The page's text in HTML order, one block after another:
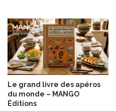
e
s
!
Le grand livre des apéros
du monde – MANGO
Éditions